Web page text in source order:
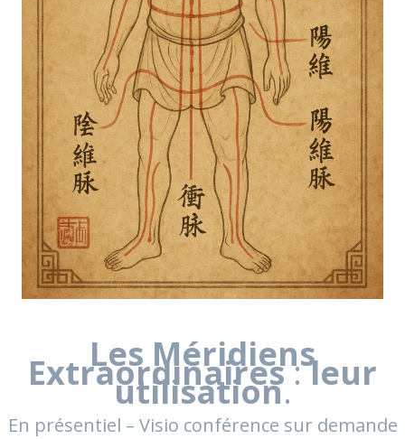
Les Méridiens
Extraordinaires:leur
utilisation.
En présentiel – Visio conférence sur demande